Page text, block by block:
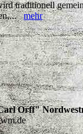
traditionell
mehr
Orff"